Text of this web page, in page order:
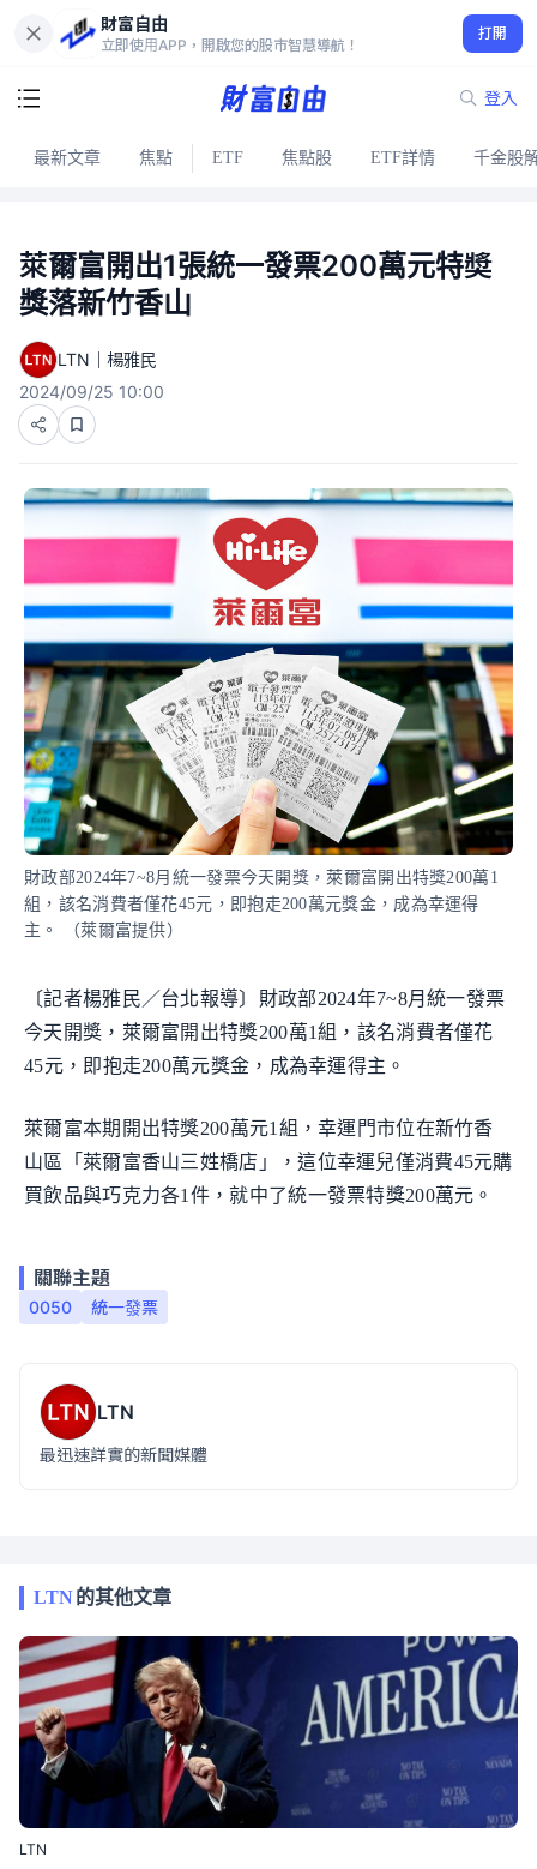
財富自由
立即使用APP，開啟您的股市智慧導航！
打開
登入
最新文章 焦點 ETF 焦點股 ETF詳情 千金股
萊爾富開出1張統一發票200萬元特奬
獎落新竹香山
LTN｜楊雅民
2024/09/25 10:00
財政部2024年7~8月統一發票今天開獎，萊爾富開出特獎200萬1
組，該名消費者僅花45元，即抱走200萬元獎金，成為幸運得
主。 （萊爾富提供）
〔記者楊雅民／台北報導〕財政部2024年7~8月統一發票
今天開獎，萊爾富開出特獎200萬1組，該名消費者僅花
45元，即抱走200萬元獎金，成為幸運得主。
萊爾富本期開出特獎200萬元1組，幸運門市位在新竹香
山區「萊爾富香山三姓橋店」，這位幸運兒僅消費45元購
買飲品與巧克力各1件，就中了統一發票特獎200萬元。
關聯主題
0050 統一發票
LTN
最迅速詳實的新聞媒體
LTN的其他文章
LTN